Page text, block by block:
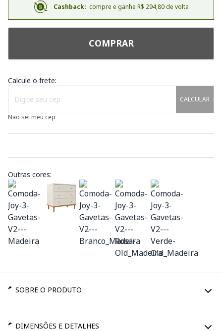
Cashback: compre e ganhe R$ 294,80 de volta
COMPRAR
Calcule o frete:
CALCULAR
Não sei meu cep
Outras cores:
SOBRE O PRODUTO
DIMENSÕES E DETALHES